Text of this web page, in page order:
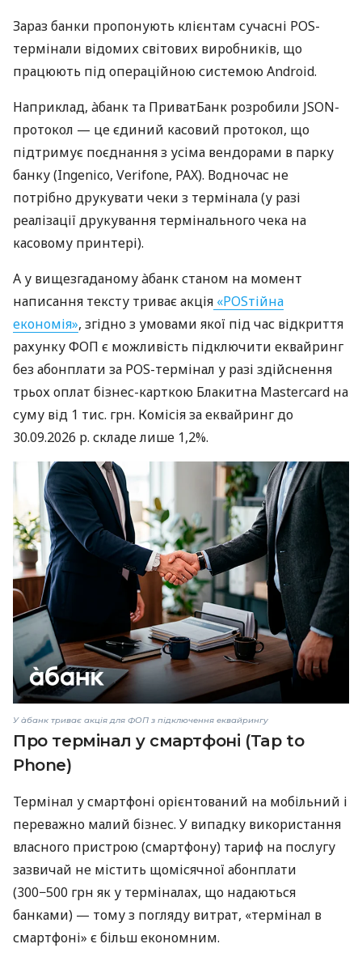
Зараз банки пропонують клієнтам сучасні POS-
термінали відомих світових виробників, що
працюють під операційною системою Android.
Наприклад, àбанк та ПриватБанк розробили JSON-
протокол — це єдиний касовий протокол, що
підтримує поєднання з усіма вендорами в парку
банку (Ingenico, Verifone, PAX). Водночас не
потрібно друкувати чеки з термінала (у разі
реалізації друкування термінального чека на
касовому принтері).
А у вищезгаданому àбанк станом на момент
написання тексту триває акція «POSтійна
економія», згідно з умовами якої під час відкриття
рахунку ФОП є можливість підключити еквайринг
без абонплати за POS-термінал у разі здійснення
трьох оплат бізнес-карткою Блакитна Mastercard на
суму від 1 тис. грн. Комісія за еквайринг до
30.09.2026 р. складе лише 1,2%.
У àбанк триває акція для ФОП з підключення еквайрингу
Про термінал у смартфоні (Tap to
Phone)
Термінал у смартфоні орієнтований на мобільний і
переважно малий бізнес. У випадку використання
власного пристрою (смартфону) тариф на послугу
зазвичай не містить щомісячної абонплати
(300−500 грн як у терміналах, що надаються
банками) — тому з погляду витрат, «термінал в
смартфоні» є більш економним.